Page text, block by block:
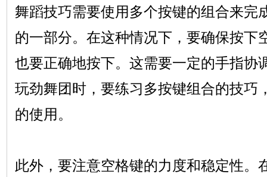
舞蹈技巧需要使用多个按键的组合来完
的一部分。在这种情况下，要确保按下
也要正确地按下。这需要一定的手指协
玩劲舞团时，要练习多按键组合的技巧
的使用。
此外，要注意空格键的力度和稳定性。